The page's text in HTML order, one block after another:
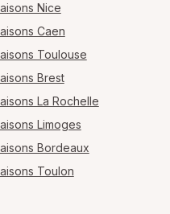
Nice
Caen
Toulouse
Brest
La Rochelle
Limoges
Bordeaux
Toulon